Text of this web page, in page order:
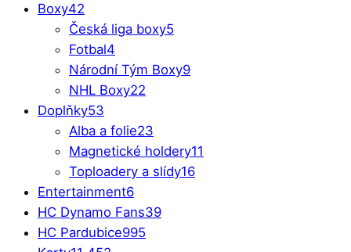
Boxy42
Česká liga boxy5
Fotbal4
Národní Tým Boxy9
NHL Boxy22
Doplňky53
Alba a folie23
Magnetické holdery11
Toploadery a slídy16
Entertainment6
HC Dynamo Fans39
HC Pardubice995